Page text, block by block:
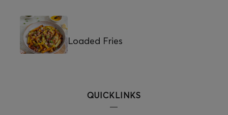
Loaded Fries
QUICKLINKS